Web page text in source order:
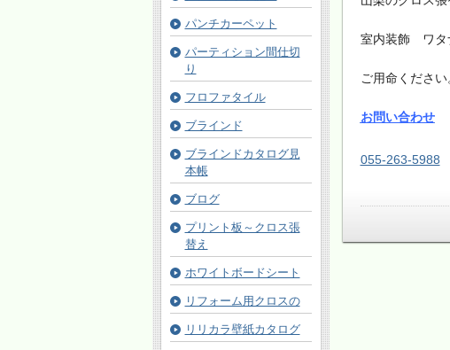
室内装飾 ワ
ご用命ください
お問い合わせ
055-263-5988
パンチカーペット
パーティション間仕切
り
フロファタイル
ブラインド
ブラインドカタログ見
本帳
ブログ
プリント板～クロス張
替え
ホワイトボードシート
リフォーム用クロスの
リリカラ壁紙カタログ